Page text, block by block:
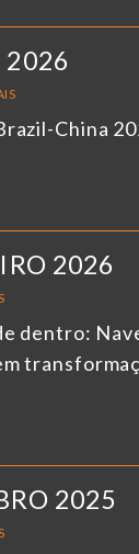
2026
China
2026
dentro:
2025